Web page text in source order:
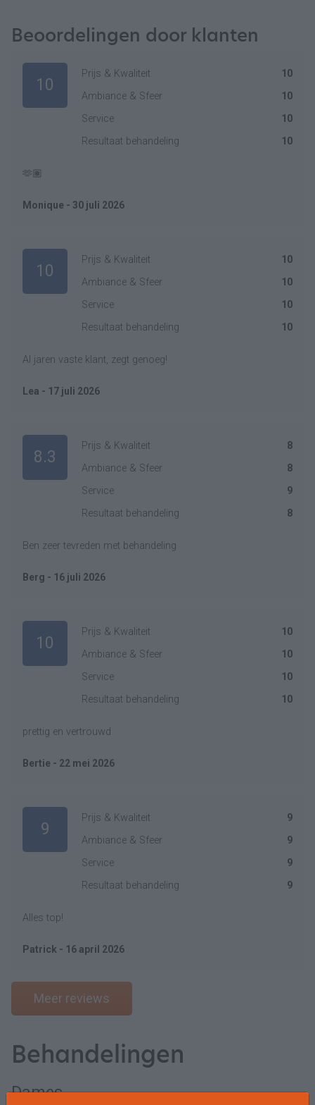
Beoordelingen door klanten
10
Prijs & Kwaliteit
10
Ambiance & Sfeer
10
Service
10
Resultaat behandeling
10
🫶🏽
Monique - 30 juli 2026
10
Prijs & Kwaliteit
10
Ambiance & Sfeer
10
Service
10
Resultaat behandeling
10
Al jaren vaste klant, zegt genoeg!
Lea - 17 juli 2026
8.3
Prijs & Kwaliteit
8
Ambiance & Sfeer
8
Service
9
Resultaat behandeling
8
Ben zeer tevreden met behandeling
Berg - 16 juli 2026
10
Prijs & Kwaliteit
10
Ambiance & Sfeer
10
Service
10
Resultaat behandeling
10
prettig en vertrouwd
Bertie - 22 mei 2026
9
Prijs & Kwaliteit
9
Ambiance & Sfeer
9
Service
9
Resultaat behandeling
9
Alles top!
Patrick - 16 april 2026
Meer reviews
Behandelingen
Dames